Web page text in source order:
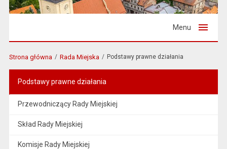
Menu
Strona główna Rada Miejska Podstawy prawne działania
Podstawy prawne działania
Przewodniczący Rady Miejskiej
Skład Rady Miejskiej
Komisje Rady Miejskiej